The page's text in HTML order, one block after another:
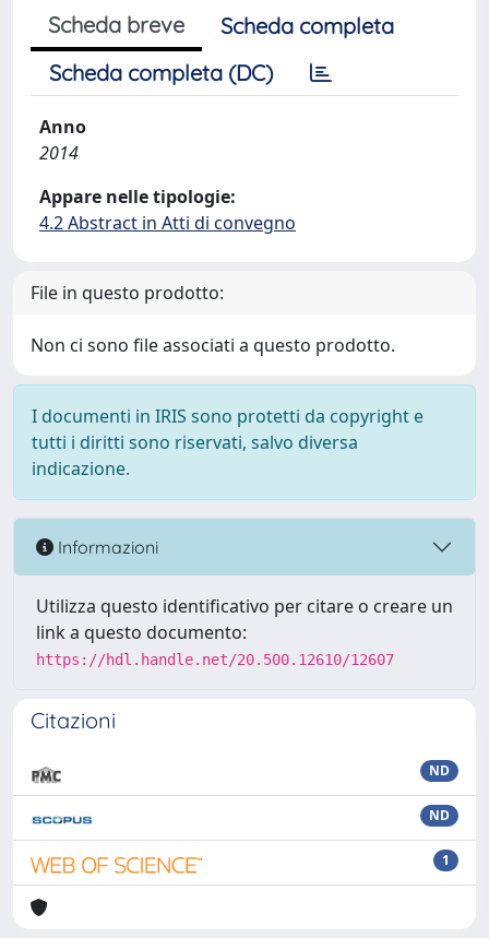
Scheda breve
Scheda completa
Scheda completa (DC)
Anno
2014
Appare nelle tipologie:
4.2 Abstract in Atti di convegno
File in questo prodotto:
Non ci sono file associati a questo prodotto.
I documenti in IRIS sono protetti da copyright e
tutti i diritti sono riservati, salvo diversa
indicazione.
Informazioni
Utilizza questo identificativo per citare o creare un
link a questo documento:
https://hdl.handle.net/20.500.12610/12607
Citazioni
ND
ND
1